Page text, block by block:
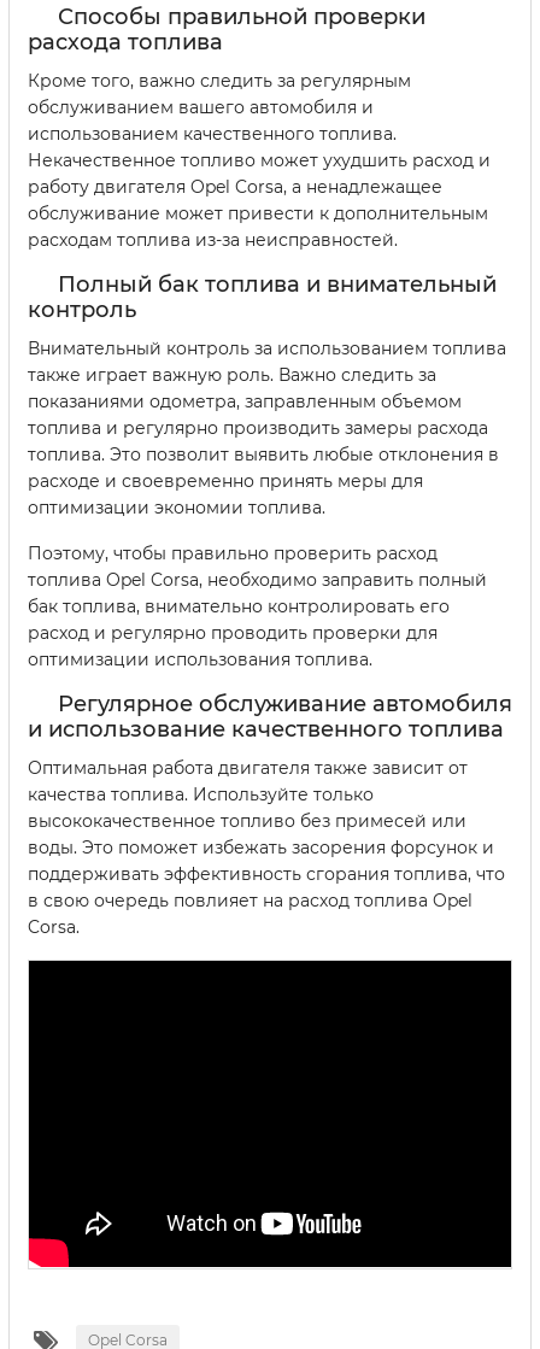
Способы правильной проверки
расхода топлива
Кроме того, важно следить за регулярным
обслуживанием вашего автомобиля и
использованием качественного топлива.
Некачественное топливо может ухудшить расход и
работу двигателя Opel Corsa, а ненадлежащее
обслуживание может привести к дополнительным
расходам топлива из-за неисправностей.
Полный бак топлива и внимательный
контроль
Внимательный контроль за использованием топлива
также играет важную роль. Важно следить за
показаниями одометра, заправленным объемом
топлива и регулярно производить замеры расхода
топлива. Это позволит выявить любые отклонения в
расходе и своевременно принять меры для
оптимизации экономии топлива.
Поэтому, чтобы правильно проверить расход
топлива Opel Corsa, необходимо заправить полный
бак топлива, внимательно контролировать его
расход и регулярно проводить проверки для
оптимизации использования топлива.
Регулярное обслуживание автомобиля
и использование качественного топлива
Оптимальная работа двигателя также зависит от
качества топлива. Используйте только
высококачественное топливо без примесей или
воды. Это поможет избежать засорения форсунок и
поддерживать эффективность сгорания топлива, что
в свою очередь повлияет на расход топлива Opel
Corsa.
Opel Corsa